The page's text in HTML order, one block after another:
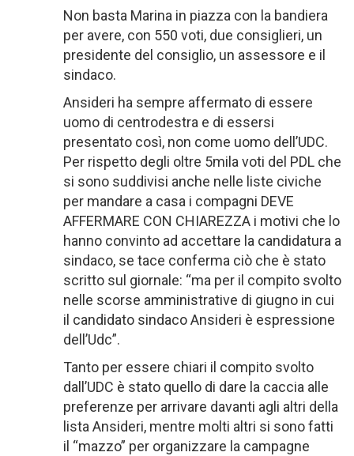
Non basta Marina in piazza con la bandiera
per avere, con 550 voti, due consiglieri, un
presidente del consiglio, un assessore e il
sindaco.
Ansideri ha sempre affermato di essere
uomo di centrodestra e di essersi
presentato così, non come uomo dell’UDC.
Per rispetto degli oltre 5mila voti del PDL che
si sono suddivisi anche nelle liste civiche
per mandare a casa i compagni DEVE
AFFERMARE CON CHIAREZZA i motivi che lo
hanno convinto ad accettare la candidatura a
sindaco, se tace conferma ciò che è stato
scritto sul giornale: “ma per il compito svolto
nelle scorse amministrative di giugno in cui
il candidato sindaco Ansideri è espressione
dell’Udc”.
Tanto per essere chiari il compito svolto
dall’UDC è stato quello di dare la caccia alle
preferenze per arrivare davanti agli altri della
lista Ansideri, mentre molti altri si sono fatti
il “mazzo” per organizzare la campagne